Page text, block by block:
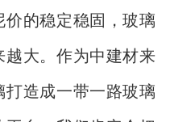
价的稳定稳固，玻璃
越大。作为中建材来
造成一带一路玻璃